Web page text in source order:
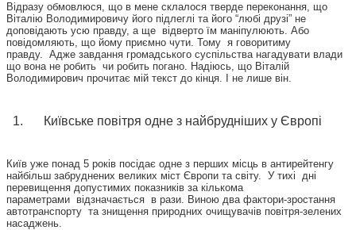
Відразу обмовлюся, що в мене склалося тверде переконання, що
Віталію Володимировичу його підлеглі та його “любі друзі” не
доповідають усю правду, а ще відверто їм маніпулюють. Або
повідомляють, що йому приємно чути. Тому я говоритиму
правду. Адже завдання громадського суспільства нагадувати влади
що вона не робить чи робить погано. Надіюсь, що Віталій
Володимирович прочитає мій текст до кінця. І не лише він.
Київське повітря одне з найбрудніших у Європі
Київ уже понад 5 років посідає одне з перших місць в антирейтенгу
найбільш забруднених великих міст Європи та світу. У тихі дні
перевищення допустимих показників за кількома
параметрами відзначається в рази. Виною два фактори-зростання
автотранспорту та знищення природних очищувачів повітря-зелених
насаджень.